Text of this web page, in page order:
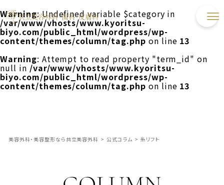
Warning: Undefined variable $category in
/var/www/vhosts/www.kyoritsu-
biyo.com/public_html/wordpress/wp-
content/themes/column/tag.php on line 13
Warning: Attempt to read property "term_id" on
null in /var/www/vhosts/www.kyoritsu-
biyo.com/public_html/wordpress/wp-
content/themes/column/tag.php on line 13
美容外科・美容整形なら共立美容外科 > 公式コラム > 糸リフト